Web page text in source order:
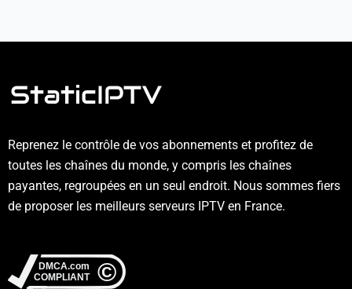
Reprenez le contrôle de vos abonnements et profitez de
toutes les chaînes du monde, y compris les chaînes
payantes, regroupées en un seul endroit. Nous sommes fiers
de proposer les meilleurs serveurs IPTV en France.